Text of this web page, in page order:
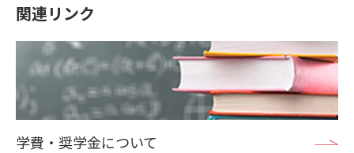
関連リンク
学費・奨学金について